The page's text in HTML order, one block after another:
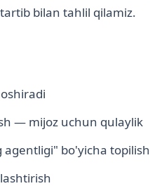
bilan tahlil qilamiz.
— mijoz uchun qulaylik
agentligi" bo'yicha topilish